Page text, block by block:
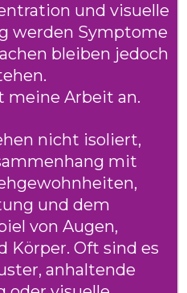
und visuelle
werden Symptome
bleiben jedoch
meine Arbeit an.
nicht isoliert,
mit
und dem
von Augen,
Körper. Oft sind es
anhaltende